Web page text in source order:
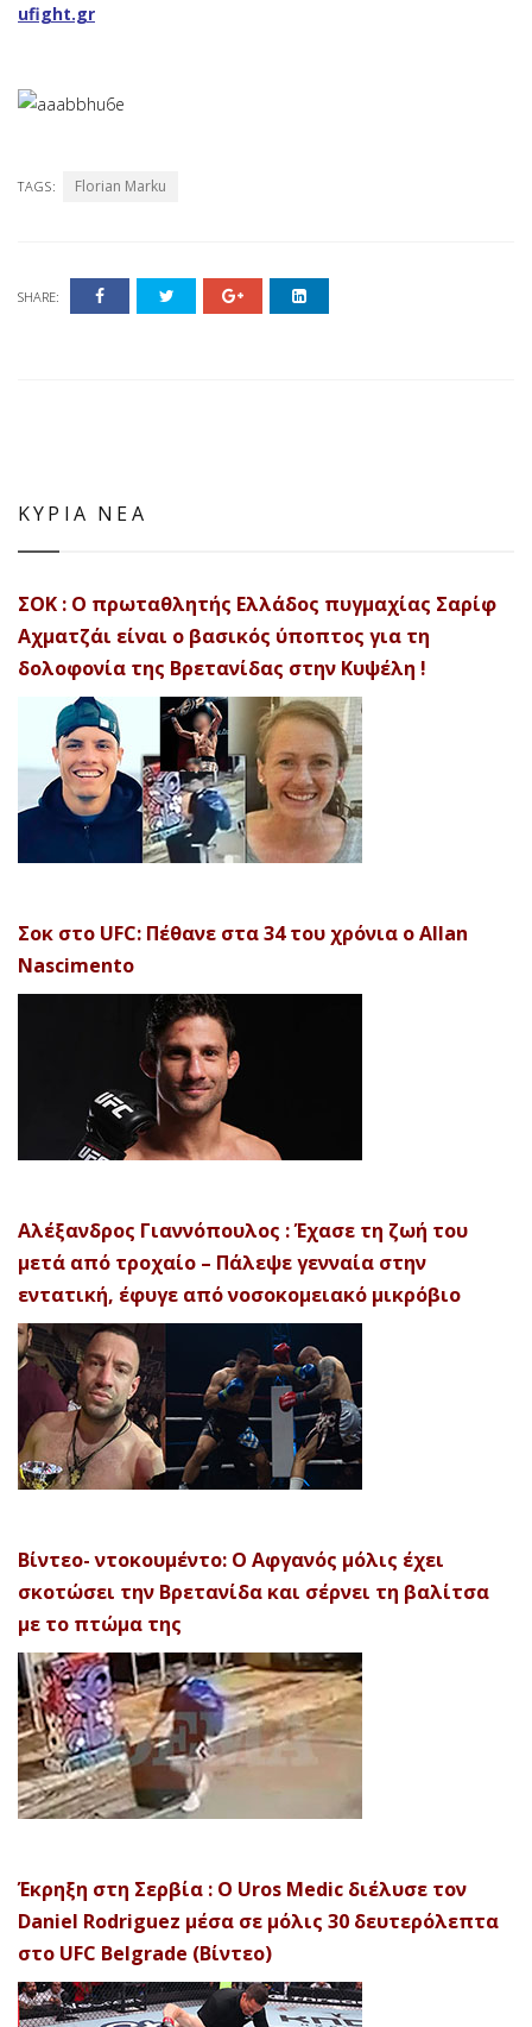
ufight.gr
TAGS: Florian Marku
SHARE:
ΚΥΡΙΑ ΝΕΑ
ΣΟΚ : Ο πρωταθλητής Ελλάδος πυγμαχίας Σαρίφ
Αχματζάι είναι ο βασικός ύποπτος για τη
δολοφονία της Βρετανίδας στην Κυψέλη !
Σοκ στο UFC: Πέθανε στα 34 του χρόνια ο Allan
Nascimento
Αλέξανδρος Γιαννόπουλος : Έχασε τη ζωή του
μετά από τροχαίο – Πάλεψε γενναία στην
εντατική, έφυγε από νοσοκομειακό μικρόβιο
Βίντεο- ντοκουμέντο: Ο Αφγανός μόλις έχει
σκοτώσει την Βρετανίδα και σέρνει τη βαλίτσα
με το πτώμα της
Έκρηξη στη Σερβία : Ο Uros Medic διέλυσε τον
Daniel Rodriguez μέσα σε μόλις 30 δευτερόλεπτα
στο UFC Belgrade (Βίντεο)